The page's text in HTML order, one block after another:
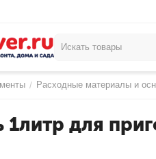
/ Расходные материалы и
1литр для